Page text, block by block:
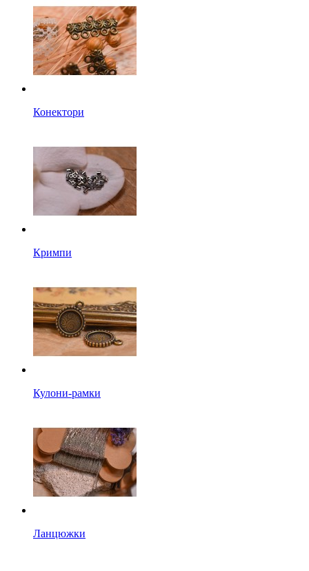
Конектори
Кримпи
Кулони-рамки
Ланцюжки